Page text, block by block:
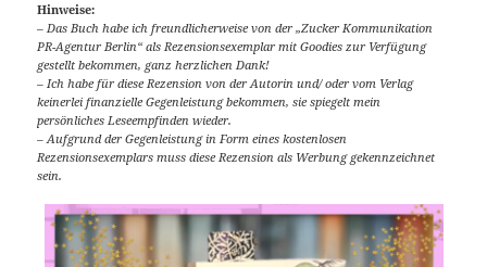
Hinweise:
– Das Buch habe ich freundlicherweise von der „Zucker Kommunikation
PR-Agentur Berlin“ als Rezensionsexemplar mit Goodies zur Verfügung
gestellt bekommen, ganz herzlichen Dank!
– Ich habe für diese Rezension von der Autorin und/ oder vom Verlag
keinerlei finanzielle Gegenleistung bekommen, sie spiegelt mein
persönliches Leseempfinden wieder.
– Aufgrund der Gegenleistung in Form eines kostenlosen
Rezensionsexemplars muss diese Rezension als Werbung gekennzeichnet
sein.